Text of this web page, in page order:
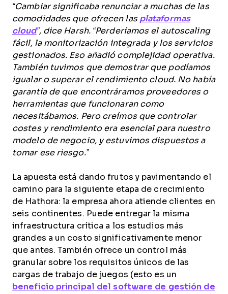
“Cambiar significaba renunciar a muchas de las
comodidades que ofrecen las plataformas
cloud”, dice Harsh. “Perderíamos el autoscaling
fácil, la monitorización integrada y los servicios
gestionados. Eso añadió complejidad operativa.
También tuvimos que demostrar que podíamos
igualar o superar el rendimiento cloud. No había
garantía de que encontráramos proveedores o
herramientas que funcionaran como
necesitábamos. Pero creímos que controlar
costes y rendimiento era esencial para nuestro
modelo de negocio, y estuvimos dispuestos a
tomar ese riesgo.”
La apuesta está dando frutos y pavimentando el
camino para la siguiente etapa de crecimiento
de Hathora: la empresa ahora atiende clientes en
seis continentes. Puede entregar la misma
infraestructura crítica a los estudios más
grandes a un costo significativamente menor
que antes. También ofrece un control más
granular sobre los requisitos únicos de las
cargas de trabajo de juegos (esto es un
beneficio principal del software de gestión de